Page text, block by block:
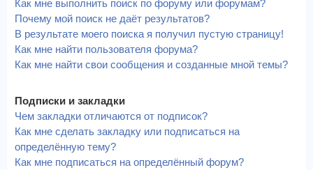
Как мне выполнить поиск по форуму или форумам?
Почему мой поиск не даёт результатов?
В результате моего поиска я получил пустую страницу!
Как мне найти пользователя форума?
Как мне найти свои сообщения и созданные мной темы?
Подписки и закладки
Чем закладки отличаются от подписок?
Как мне сделать закладку или подписаться на
определённую тему?
Как мне подписаться на определённый форум?